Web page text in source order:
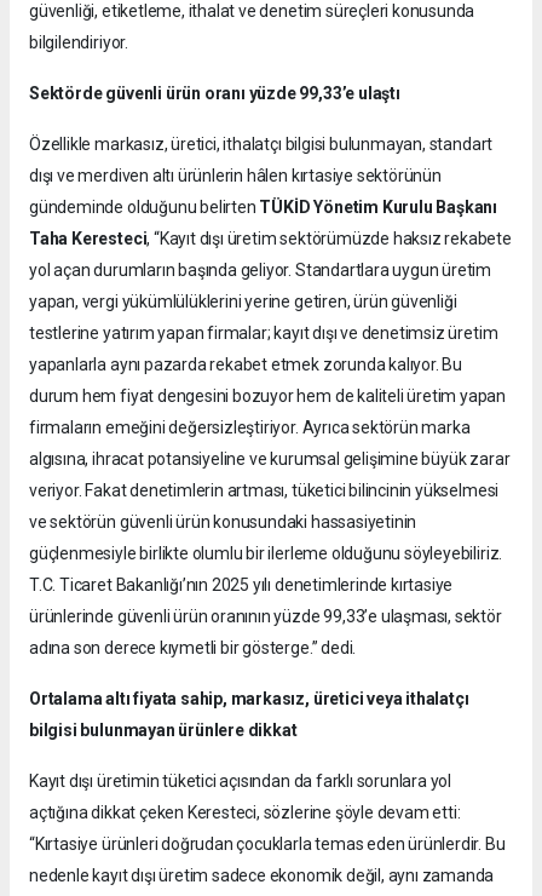
güvenliği, etiketleme, ithalat ve denetim süreçleri konusunda
bilgilendiriyor.
Sektörde güvenli ürün oranı yüzde 99,33’e ulaştı
Özellikle markasız, üretici, ithalatçı bilgisi bulunmayan, standart
dışı ve merdiven altı ürünlerin hâlen kırtasiye sektörünün
gündeminde olduğunu belirten TÜKİD Yönetim Kurulu Başkanı
Taha Keresteci, “Kayıt dışı üretim sektörümüzde haksız rekabete
yol açan durumların başında geliyor. Standartlara uygun üretim
yapan, vergi yükümlülüklerini yerine getiren, ürün güvenliği
testlerine yatırım yapan firmalar; kayıt dışı ve denetimsiz üretim
yapanlarla aynı pazarda rekabet etmek zorunda kalıyor. Bu
durum hem fiyat dengesini bozuyor hem de kaliteli üretim yapan
firmaların emeğini değersizleştiriyor. Ayrıca sektörün marka
algısına, ihracat potansiyeline ve kurumsal gelişimine büyük zarar
veriyor. Fakat denetimlerin artması, tüketici bilincinin yükselmesi
ve sektörün güvenli ürün konusundaki hassasiyetinin
güçlenmesiyle birlikte olumlu bir ilerleme olduğunu söyleyebiliriz.
T.C. Ticaret Bakanlığı’nın 2025 yılı denetimlerinde kırtasiye
ürünlerinde güvenli ürün oranının yüzde 99,33’e ulaşması, sektör
adına son derece kıymetli bir gösterge.” dedi.
Ortalama altı fiyata sahip, markasız, üretici veya ithalatçı
bilgisi bulunmayan ürünlere dikkat
Kayıt dışı üretimin tüketici açısından da farklı sorunlara yol
açtığına dikkat çeken Keresteci, sözlerine şöyle devam etti:
“Kırtasiye ürünleri doğrudan çocuklarla temas eden ürünlerdir. Bu
nedenle kayıt dışı üretim sadece ekonomik değil, aynı zamanda